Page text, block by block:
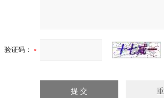
验证码：